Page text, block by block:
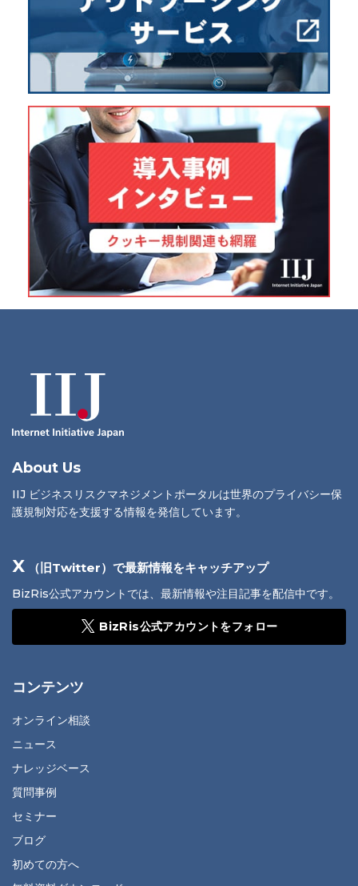
About Us
IIJ ビジネスリスクマネジメントポータルは世界のプライバシー保
護規制対応を支援する情報を発信しています。
X （旧Twitter）で最新情報をキャッチアップ
BizRis公式アカウントでは、最新情報や注目記事を配信中です。
BizRis公式アカウントをフォロー
コンテンツ
オンライン相談
ニュース
ナレッジベース
質問事例
セミナー
ブログ
初めての方へ